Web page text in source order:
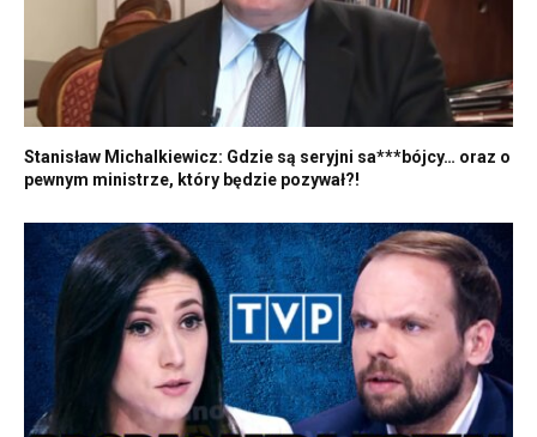
Stanisław Michalkiewicz: Gdzie są seryjni sa***bójcy… oraz o
pewnym ministrze, który będzie pozywał?!